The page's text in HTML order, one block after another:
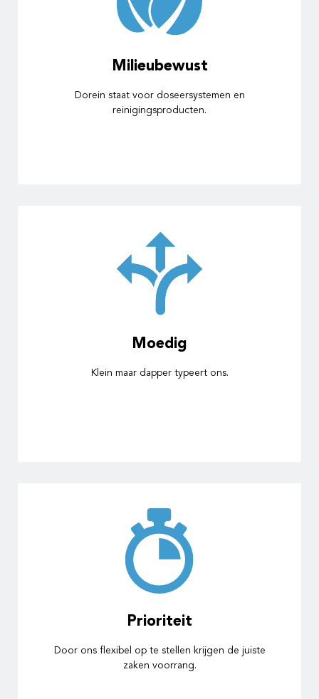
Milieubewust
Dorein staat voor doseersystemen en
reinigingsproducten.
Moedig
Klein maar dapper typeert ons.
Prioriteit
Door ons flexibel op te stellen krijgen de juiste
zaken voorrang.